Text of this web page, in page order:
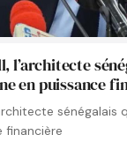
l’architecte
en puissance
sénégalais
financière